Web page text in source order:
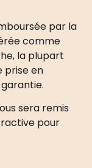
par la
comme
la plupart
prise en
sera remis
pour